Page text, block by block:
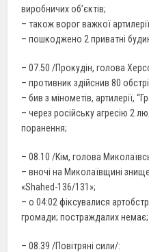
виробничих об’єктів;
– також ворог важкої
– пошкоджено 2 приватні
– 07.50 /Прокудін, голова
– противник здійснив 80
– бив з мінометів, артилерії,
– через російську агресію 2
поранення;
– 08.10 /Кім, голова
– вночі на Миколаївщині
«Shahed-136/131»;
– о 04:02 фіксувалися
громади; постраждалих немає;
– 08.39 /Повітряні сили/: